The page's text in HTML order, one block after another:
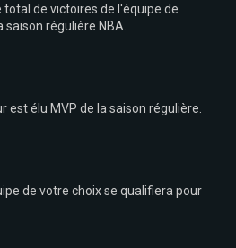
de victoires de l'équipe de
régulière NBA.
est élu MVP de la saison régulière.
de votre choix se qualifiera pour